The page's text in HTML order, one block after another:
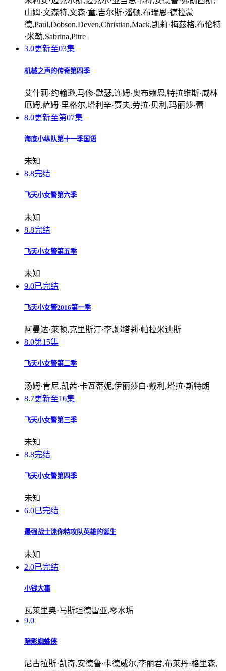
山姆·文森特,文森·童,吉尔斯·潘顿,布瑞恩·德拉蒙
德,Paul,Dobson,Deven,Christian,Mack,凯莉·梅茲格,布伦特
·米勒,Sabrina,Pitre
3.0更新至03集
机械之声的传奇第四季
艾什莉·约翰逊,马修·默瑟,连姆·奥布赖恩,特拉维斯·威林
厄姆,萨姆·里格尔,塔利辛·贾夫,劳拉·贝利,玛丽莎·蕾
8.0更新至第07集
海底小纵队第十一季国语
未知
8.8完结
飞天小女警第六季
未知
8.8完结
飞天小女警第五季
未知
9.0已完结
飞天小女警2016第一季
阿曼达·莱顿,克里斯汀·李,娜塔莉·帕拉米迪斯
8.0第15集
飞天小女警第二季
汤姆·肯尼,凯茜·卡瓦蒂妮,伊丽莎白·戴利,塔拉·斯特朗
8.7更新至16集
飞天小女警第三季
未知
8.8完结
飞天小女警第四季
未知
6.0已完结
最强战士迷你特攻队英雄的诞生
未知
2.0已完结
小钱大事
瓦莱里奥·马斯坦德雷亚,零水垢
9.0
暗影蜘蛛侠
尼古拉斯·凯奇,安德鲁·卡德威尔,李丽君,布莱丹·格里森,